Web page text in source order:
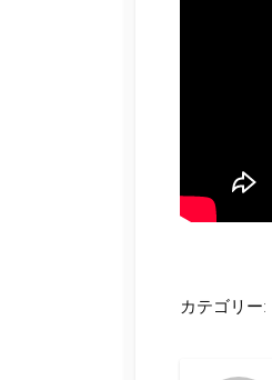
カテゴリー: